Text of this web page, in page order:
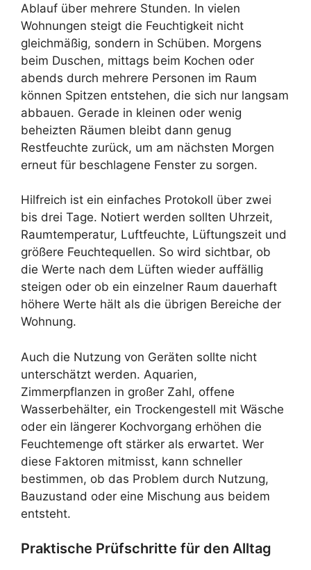
Ablauf über mehrere Stunden. In vielen
Wohnungen steigt die Feuchtigkeit nicht
gleichmäßig, sondern in Schüben. Morgens
beim Duschen, mittags beim Kochen oder
abends durch mehrere Personen im Raum
können Spitzen entstehen, die sich nur langsam
abbauen. Gerade in kleinen oder wenig
beheizten Räumen bleibt dann genug
Restfeuchte zurück, um am nächsten Morgen
erneut für beschlagene Fenster zu sorgen.
Hilfreich ist ein einfaches Protokoll über zwei
bis drei Tage. Notiert werden sollten Uhrzeit,
Raumtemperatur, Luftfeuchte, Lüftungszeit und
größere Feuchtequellen. So wird sichtbar, ob
die Werte nach dem Lüften wieder auffällig
steigen oder ob ein einzelner Raum dauerhaft
höhere Werte hält als die übrigen Bereiche der
Wohnung.
Auch die Nutzung von Geräten sollte nicht
unterschätzt werden. Aquarien,
Zimmerpflanzen in großer Zahl, offene
Wasserbehälter, ein Trockengestell mit Wäsche
oder ein längerer Kochvorgang erhöhen die
Feuchtemenge oft stärker als erwartet. Wer
diese Faktoren mitmisst, kann schneller
bestimmen, ob das Problem durch Nutzung,
Bauzustand oder eine Mischung aus beidem
entsteht.
Praktische Prüfschritte für den Alltag